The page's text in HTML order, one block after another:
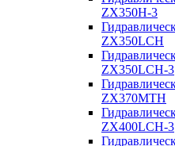
ZX350H-3
ZX350LCH
ZX350LCH-3
ZX370MTH
ZX400LCH-3